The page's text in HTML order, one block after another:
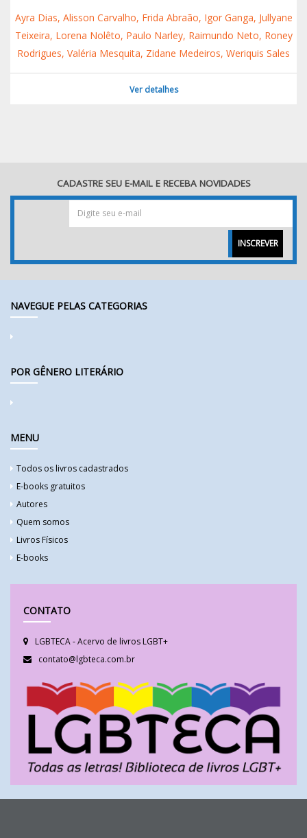
Ayra Dias, Alisson Carvalho, Frida Abraão, Igor Ganga, Jullyane
Teixeira, Lorena Nolêto, Paulo Narley, Raimundo Neto, Roney
Rodrigues, Valéria Mesquita, Zidane Medeiros, Weriquis Sales
Ver detalhes
CADASTRE SEU E-MAIL E RECEBA NOVIDADES
INSCREVER
NAVEGUE PELAS CATEGORIAS
POR GÊNERO LITERÁRIO
MENU
Todos os livros cadastrados
E-books gratuitos
Autores
Quem somos
Livros Físicos
E-books
CONTATO
LGBTECA - Acervo de livros LGBT+
contato@lgbteca.com.br